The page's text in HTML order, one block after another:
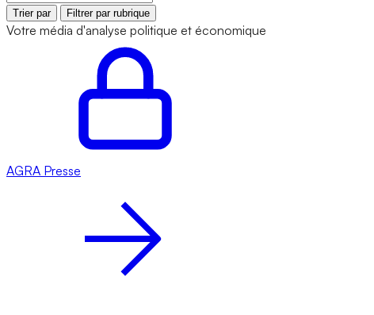
Trier par Filtrer par rubrique
Votre média d'analyse politique et économique
AGRA Presse